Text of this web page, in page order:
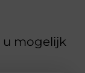
u mogelijk